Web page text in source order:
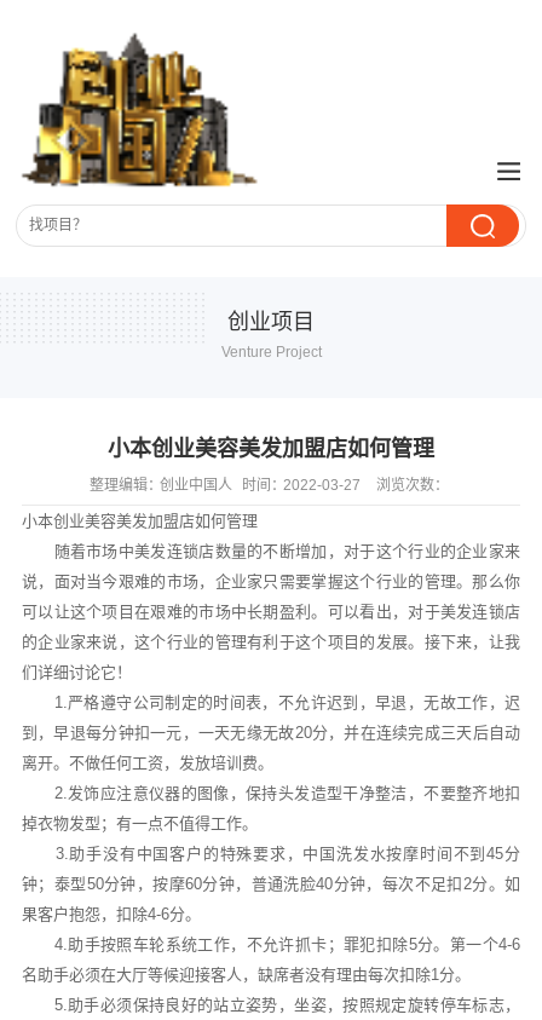
创业项目
Venture Project
小本创业美容美发加盟店如何管理
整理编辑：创业中国人 时间：2022-03-27 浏览次数：
小本创业美容美发加盟店如何管理
随着市场中美发连锁店数量的不断增加，对于这个行业的企业家来
说，面对当今艰难的市场，企业家只需要掌握这个行业的管理。那么你
可以让这个项目在艰难的市场中长期盈利。可以看出，对于美发连锁店
的企业家来说，这个行业的管理有利于这个项目的发展。接下来，让我
们详细讨论它！
1.严格遵守公司制定的时间表，不允许迟到，早退，无故工作，迟
到，早退每分钟扣一元，一天无缘无故20分，并在连续完成三天后自动
离开。不做任何工资，发放培训费。
2.发饰应注意仪器的图像，保持头发造型干净整洁，不要整齐地扣
掉衣物发型；有一点不值得工作。
3.助手没有中国客户的特殊要求，中国洗发水按摩时间不到45分
钟；泰型50分钟，按摩60分钟，普通洗脸40分钟，每次不足扣2分。如
果客户抱怨，扣除4-6分。
4.助手按照车轮系统工作，不允许抓卡；罪犯扣除5分。第一个4-6
名助手必须在大厅等候迎接客人，缺席者没有理由每次扣除1分。
5.助手必须保持良好的站立姿势，坐姿，按照规定旋转停车标志，